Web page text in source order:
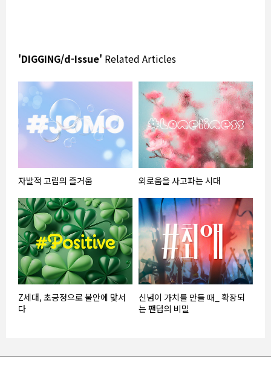
'DIGGING/d-Issue' Related Articles
자발적 고립의 즐거움 외로움을 사고파는 시대
Z세대, 초긍정으로 불안에 맞서
다
신념이 가치를 만들 때_ 확장되
는 팬덤의 비밀